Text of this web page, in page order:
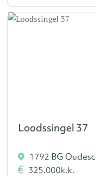
Loodssingel 37
1792 BG
325.000k.k.